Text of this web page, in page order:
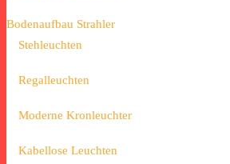
Bodenaufbau Strahler
Stehleuchten
Regalleuchten
Moderne Kronleuchter
Kabellose Leuchten